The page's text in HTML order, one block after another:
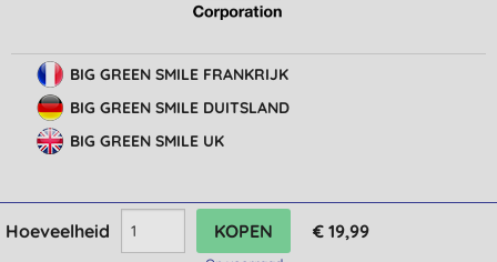
Hoeveelheid € 19,99
BIG GREEN SMILE FRANKRIJK
BIG GREEN SMILE DUITSLAND
BIG GREEN SMILE UK
© Big Green Smile Europe
Algemene voorwaarden
Bescherming van privacy
Cookie-instellingen